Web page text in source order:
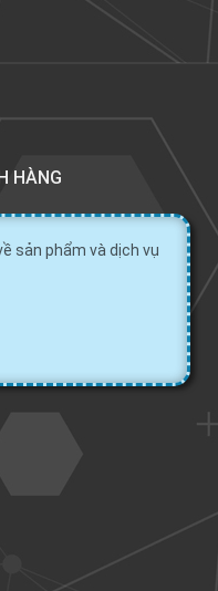
HÀNG
sản phẩm và dịch vụ